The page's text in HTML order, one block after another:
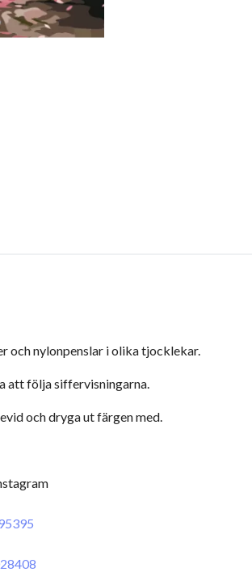
och nylonpenslar i olika tjocklekar.
att följa siffervisningarna.
och dryga ut färgen med.